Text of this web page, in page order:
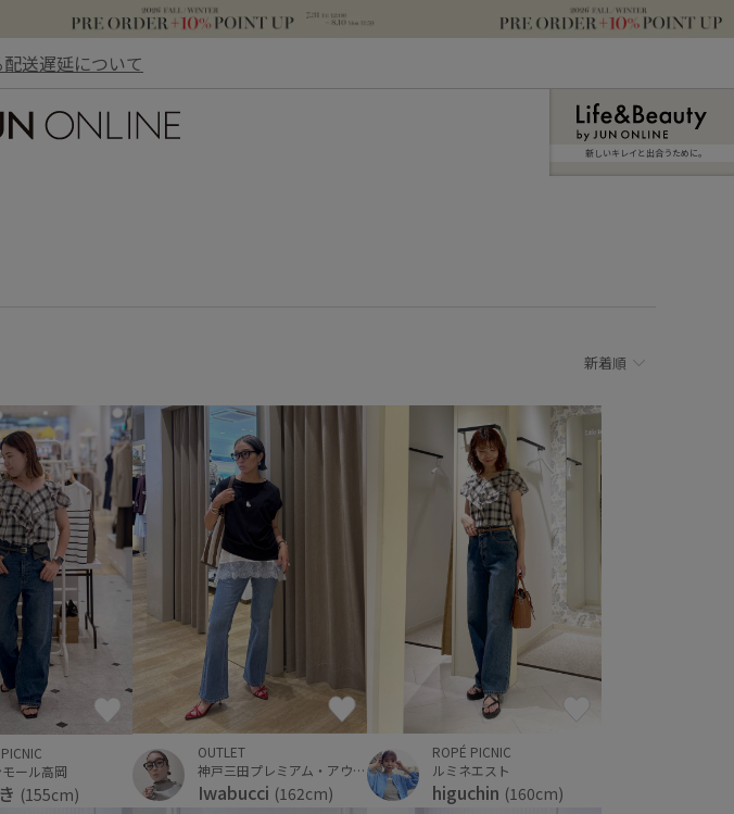
送遅延について
新しいキレイと出合うために。
新着順
ール高岡
(155cm)
OUTLET
神戸三田プレミアム・アウトレット
Iwabucci (162cm)
ROPÉ PICNIC
ルミネエスト
higuchin (160cm)